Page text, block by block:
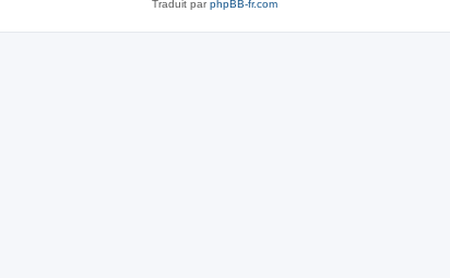
Traduit parphpBB-fr.com